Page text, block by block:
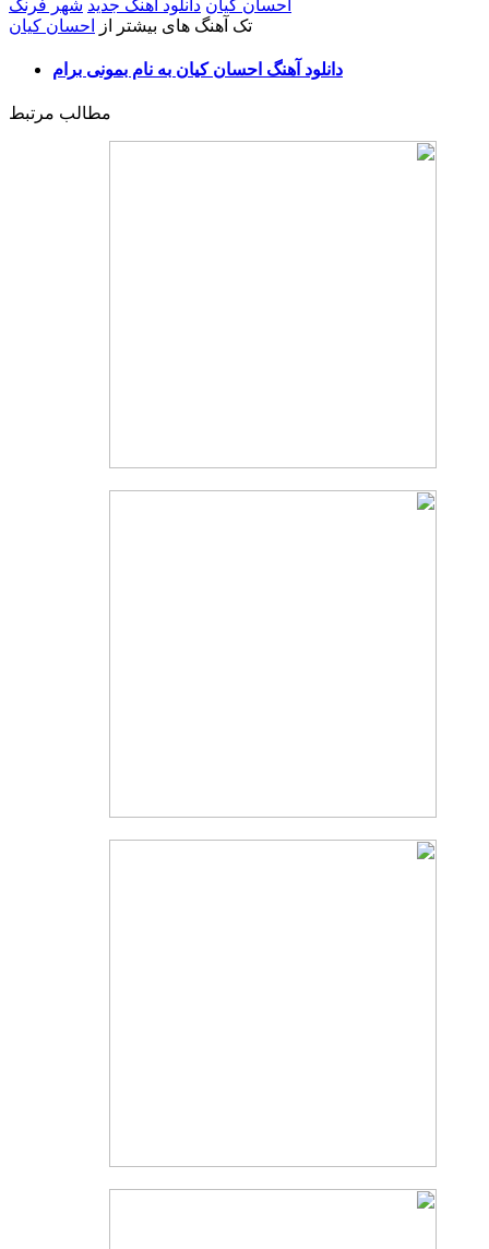
احسان کیان دانلود آهنگ جدید شهر فرنگ
تک آهنگ های بیشتر از
احسان کیان
دانلود آهنگ احسان کیان به نام بمونی برام
مطالب مرتبط